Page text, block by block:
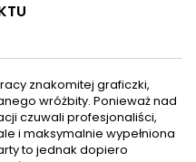
dodatku zapewnia ochronę
podczas pracy z kartami,
runami i innymi systemami
dywinacyjnymi. Ponadto
obrus ma zastosowanie
czysto praktyczne: chroni
znakomitej graficzki,
wróżbity. Ponieważ nad
czuwali profesjonaliści,
i maksymalnie wypełniona
to jednak dopiero